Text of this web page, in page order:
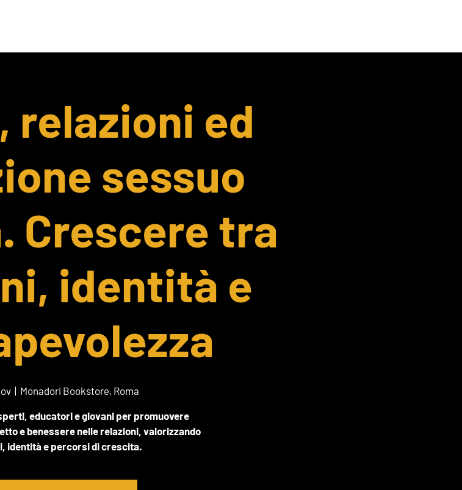
relazioni ed
sessuo
Crescere tra
identità e
  |
Monadori Bookstore, Roma
educatori e giovani per promuovere
e benessere nelle relazioni, valorizzando
identità e percorsi di crescita.